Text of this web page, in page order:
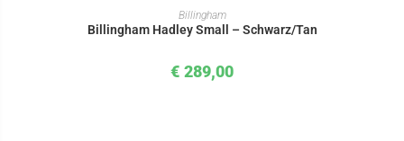
IN DEN WARENKORB
Billingham
Billingham Hadley Small – Schwarz/Tan
€ 289,00